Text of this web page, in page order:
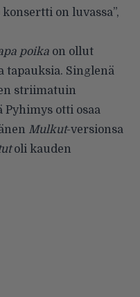
on luvassa”,
poika on ollut
tapauksia. Singlenä
striimatuin
Pyhimys otti osaa
Mulkut-versionsa
oli kauden